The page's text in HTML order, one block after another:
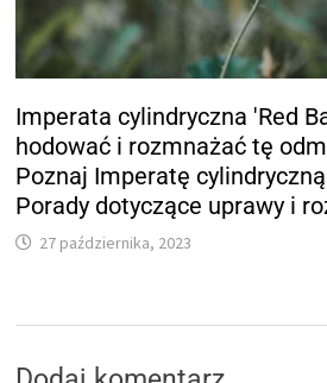
Imperata cylindryczna 'Red
hodować i rozmnażać tę
Poznaj Imperatę cylindryczną
Porady dotyczące uprawy i
27 października, 2023